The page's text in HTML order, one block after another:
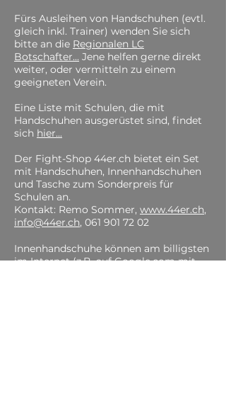
Fürs Ausleihen von Handschuhen (evtl.
gleich inkl. Trainer) wenden Sie sich
bitte an die Regionalen LC
Botschafter... Jene helfen gerne direkt
weiter, oder vermitteln zu einem
geeigneten Verein.
Eine Liste mit Schulen, die mit
Handschuhen ausgerüstet sind, findet
sich hier...
Der Fight-Shop 44er.ch bietet ein Set
mit Handschuhen, Innenhandschuhen
und Tasche zum Sonderpreis für
Schulen an.
Kontakt: Remo Sommer, www.44er.ch,
info@44er.ch, 061 901 72 02
Innenhandschuhe können am billigsten
im Internet (z.B. auf Google.com mit